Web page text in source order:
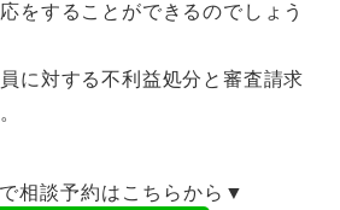
をすることができるのでしょう
に対する不利益処分と審査請求
相談予約はこちらから▼